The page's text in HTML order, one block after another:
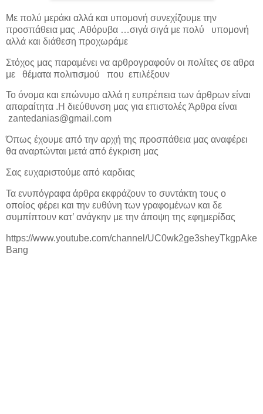
Με πολύ μεράκι αλλά και υπομονή συνεχίζουμε την
προσπάθεια μας .Αθόρυβα …σιγά σιγά με πολύ υπομονή
αλλά και διάθεση προχωράμε
Στόχος μας παραμένει να αρθρογραφούν οι πολίτες σε αθρα
με θέματα πολιτισμού που επιλέξουν
Το όνομα και επώνυμο αλλά η ευπρέπεια των άρθρων είναι
απαραίτητα .Η διεύθυνση μας για επιστολές Άρθρα είναι
zantedanias@gmail.com
Όπως έχουμε από την αρχή της προσπάθεια μας αναφέρει
θα αναρτώνται μετά από έγκριση μας
Σας ευχαριστούμε από καρδιας
Τα ενυπόγραφα άρθρα εκφράζουν το συντάκτη τους ο
οποίος φέρει και την ευθύνη των γραφομένων και δε
συμπίπτουν κατ’ ανάγκην με την άποψη της εφημερίδας
https://www.youtube.com/channel/UC0wk2ge3sheyTkgpAke
Bang